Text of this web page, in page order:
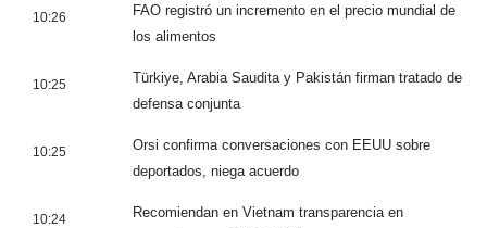
10:26
FAO registró un incremento en el precio mundial de
los alimentos
10:25
Türkiye, Arabia Saudita y Pakistán firman tratado de
defensa conjunta
10:25
Orsi confirma conversaciones con EEUU sobre
deportados, niega acuerdo
10:24
Recomiendan en Vietnam transparencia en